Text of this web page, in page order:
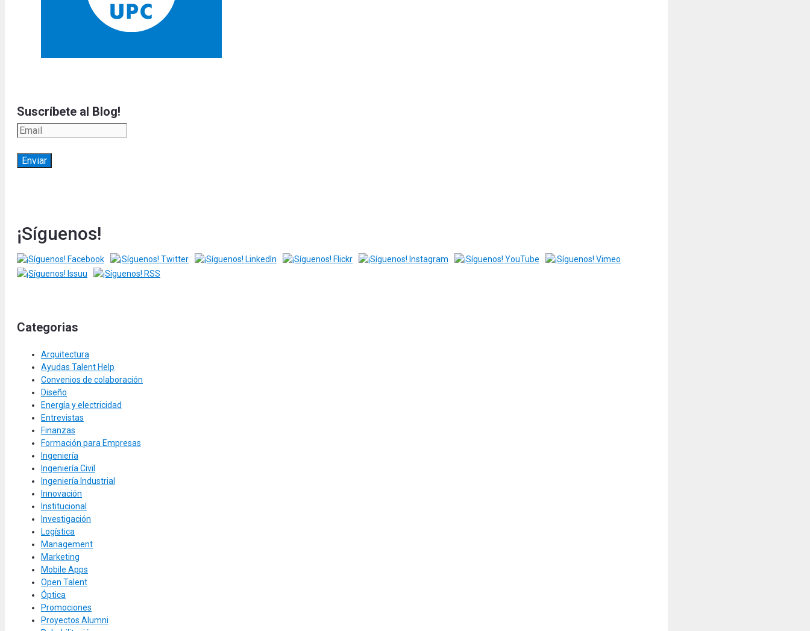
Suscríbete al Blog!
¡Síguenos!
Categorias
Arquitectura
Ayudas Talent Help
Convenios de colaboración
Diseño
Energía y electricidad
Entrevistas
Finanzas
Formación para Empresas
Ingeniería
Ingeniería Civil
Ingeniería Industrial
Innovación
Institucional
Investigación
Logística
Management
Marketing
Mobile Apps
Open Talent
Óptica
Promociones
Proyectos Alumni